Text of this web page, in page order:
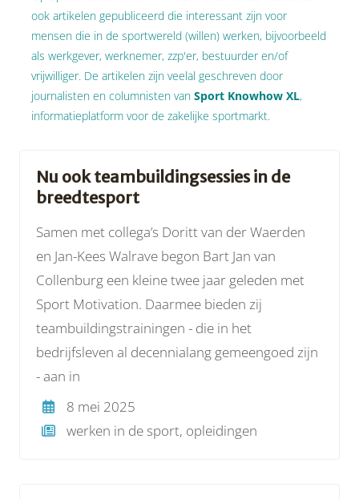
ook artikelen gepubliceerd die interessant zijn voor
mensen die in de sportwereld (willen) werken, bijvoorbeeld
als werkgever, werknemer, zzp'er, bestuurder en/of
vrijwilliger. De artikelen zijn veelal geschreven door
journalisten en columnisten van Sport Knowhow XL,
informatieplatform voor de zakelijke sportmarkt.
Nu ook teambuildingsessies in de
breedtesport
Samen met collega’s Doritt van der Waerden
en Jan-Kees Walrave begon Bart Jan van
Collenburg een kleine twee jaar geleden met
Sport Motivation. Daarmee bieden zij
teambuildingstrainingen - die in het
bedrijfsleven al decennialang gemeengoed zijn
- aan in
8 mei 2025
werken in de sport, opleidingen